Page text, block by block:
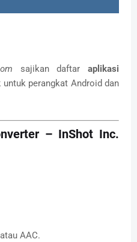
sajikan daftar aplikasi
untuk perangkat Android dan
– InShot Inc.
AAC.